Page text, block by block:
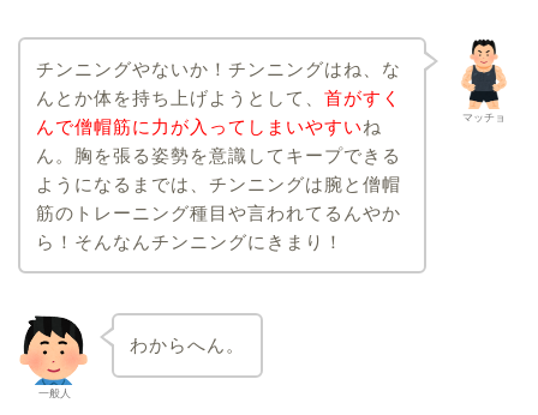
マッチョ
チンニングやないか！チンニングはね、な
んとか体を持ち上げようとして、 首がすく
んで僧帽筋に力が入ってしまいやすいね
ん。胸を張る姿勢を意識してキープできる
ようになるまでは、チンニングは腕と僧帽
筋のトレーニング種目や言われてるんやか
ら！そんなんチンニングにきまり！
一般人
わからへん。